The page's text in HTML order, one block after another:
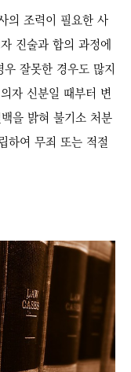
의 조력이 필요한 사
진술과 합의 과정에
잘못한 경우도 많지
자 신분일 때부터 변
을 밝혀 불기소 처분
하여 무죄 또는 적절